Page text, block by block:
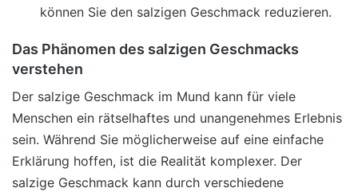
können Sie den salzigen Geschmack reduzieren.
Das Phänomen des salzigen Geschmacks
verstehen
Der salzige Geschmack im Mund kann für viele
Menschen ein rätselhaftes und unangenehmes Erlebnis
sein. Während Sie möglicherweise auf eine einfache
Erklärung hoffen, ist die Realität komplexer. Der
salzige Geschmack kann durch verschiedene